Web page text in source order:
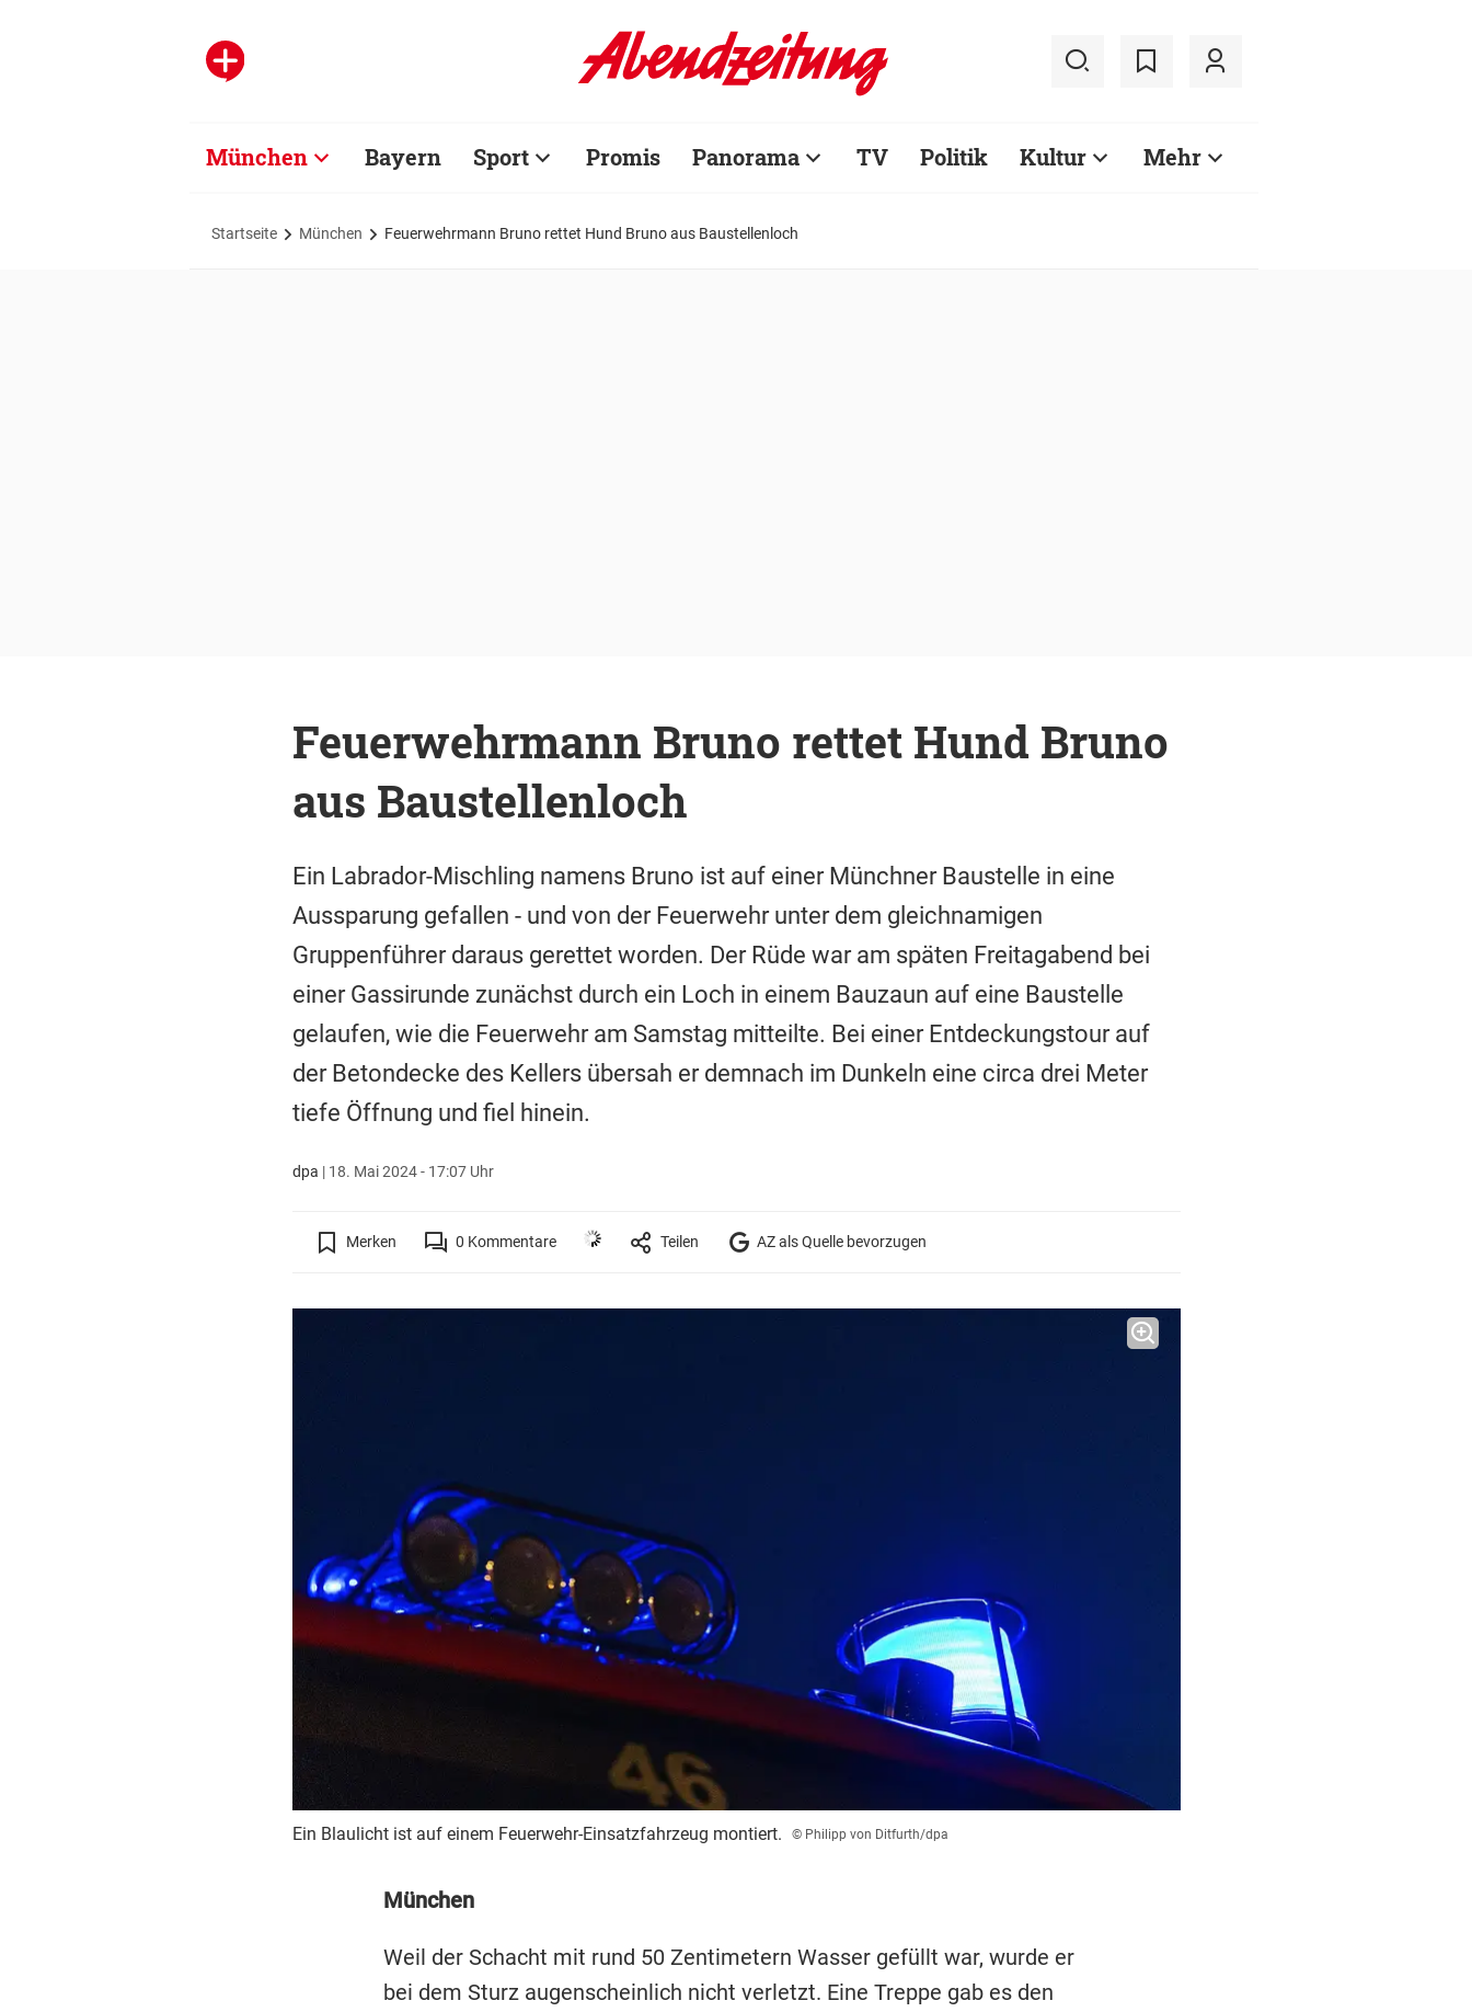
München Bayern Sport Promis Panorama TV Politik Kultur Mehr
Startseite München Feuerwehrmann Bruno rettet Hund Bruno aus Baustellenloch
Feuerwehrmann Bruno rettet Hund Bruno
aus Baustellenloch
Ein Labrador-Mischling namens Bruno ist auf einer Münchner Baustelle in eine
Aussparung gefallen - und von der Feuerwehr unter dem gleichnamigen
Gruppenführer daraus gerettet worden. Der Rüde war am späten Freitagabend bei
einer Gassirunde zunächst durch ein Loch in einem Bauzaun auf eine Baustelle
gelaufen, wie die Feuerwehr am Samstag mitteilte. Bei einer Entdeckungstour auf
der Betondecke des Kellers übersah er demnach im Dunkeln eine circa drei Meter
tiefe Öffnung und fiel hinein.
dpa | 18. Mai 2024 - 17:07 Uhr
Merken 0 Kommentare Teilen AZ als Quelle bevorzugen
Ein Blaulicht ist auf einem Feuerwehr-Einsatzfahrzeug montiert. © Philipp von Ditfurth/dpa
München
Weil der Schacht mit rund 50 Zentimetern Wasser gefüllt war, wurde er
bei dem Sturz augenscheinlich nicht verletzt. Eine Treppe gab es den